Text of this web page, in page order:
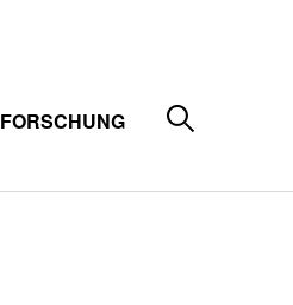
FORSCHUNG